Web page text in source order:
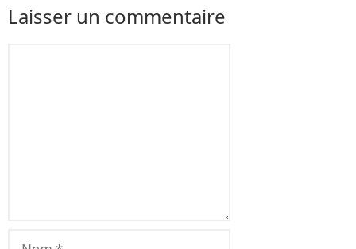
Laisser un commentaire